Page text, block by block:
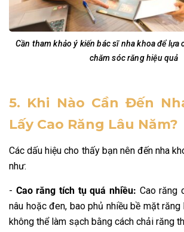
Cần tham khảo ý kiến bác sĩ nha khoa để lựa
chăm sóc răng hiệu quả
5. Khi Nào Cần Đến
Lấy Cao Răng Lâu Năm?
Các dấu hiệu cho thấy bạn nên đến nha
như:
- Cao răng tích tụ quá nhiều: Cao răng
nâu hoặc đen, bao phủ nhiều bề mặt răng
không thể làm sạch bằng cách chải răng